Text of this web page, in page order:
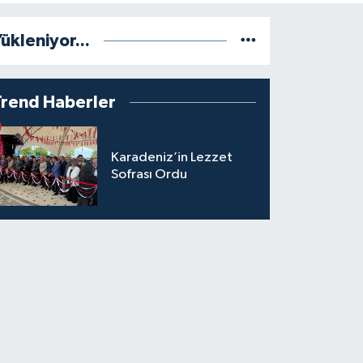
Haberler
Karadeniz’in Lezzet
Sofrası Ordu